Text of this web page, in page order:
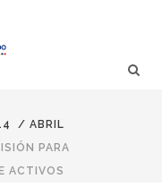
/ ABRIL
PARA
ACTIVOS